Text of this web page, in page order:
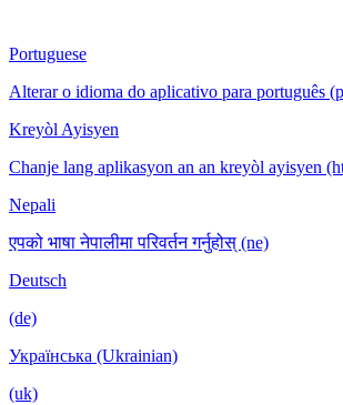
Portuguese
Alterar o idioma do aplicativo para português
Kreyòl Ayisyen
Chanje lang aplikasyon an an kreyòl ayisyen
Nepali
एपको भाषा नेपालीमा परिवर्तन गर्नुहोस् (ne)
Deutsch
(de)
Українська (Ukrainian)
(uk)